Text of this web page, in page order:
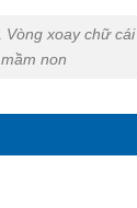
Vòng xoay chữ cái
non